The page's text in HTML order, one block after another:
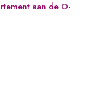
aan de O-